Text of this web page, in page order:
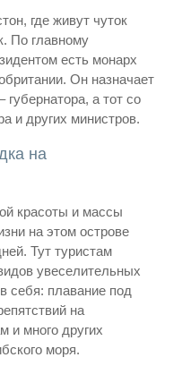
где живут чуток
По главному
есть монарх
Он назначает
губернатора, а тот со
и других министров.
на
красоты и массы
на этом острове
Тут туристам
увеселительных
себя: плавание под
на
и много других
моря.